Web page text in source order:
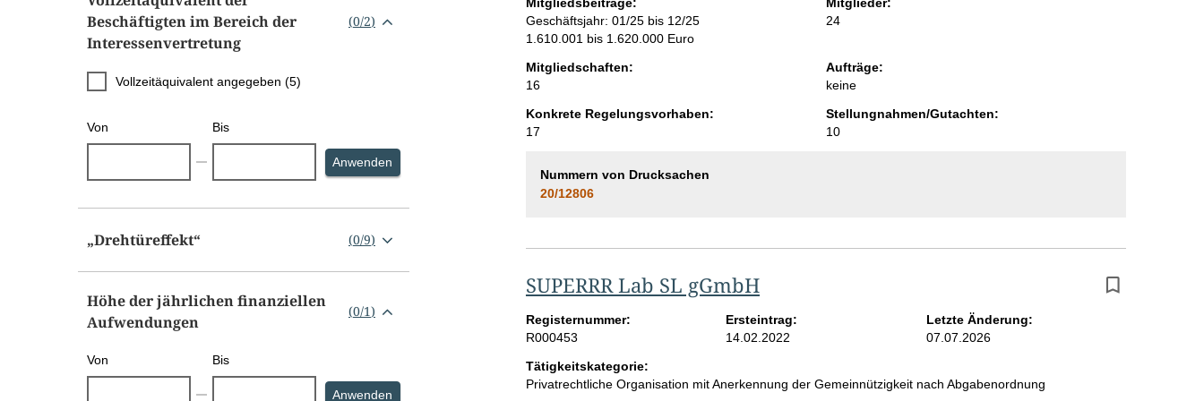
Beschäftigten im Bereich der
Interessenvertretung
(0/2)
Vollzeitäquivalent angegeben (5)
Von Bis
Anwenden
„Drehtüreffekt“ (0/9)
Höhe der jährlichen finanziellen
Aufwendungen
(0/1)
Von Bis
Anwenden Selektion Höhe der jährlichen finanziellen Aufwendungen
Mitgliedsbeiträge:
Geschäftsjahr: 01/25 bis 12/25
1.610.001 bis 1.620.000 Euro
Mitglieder:
24
Mitgliedschaften:
16
Aufträge:
keine
Konkrete Regelungsvorhaben:
17
Stellungnahmen/Gutachten:
10
Nummern von Drucksachen
20/12806
SUPERRR Lab SL gGmbH
Registernummer:
R000453
Ersteintrag:
14.02.2022
Letzte Änderung:
07.07.2026
Tätigkeitskategorie:
Privatrechtliche Organisation mit Anerkennung der Gemeinnützigkeit nach Abgabenordnung